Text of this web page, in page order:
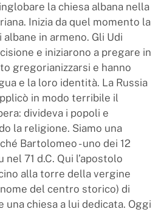
la chiesa albana nella
Inizia da quel momento la
in armeno. Gli Udi
e iniziarono a pregare in
gregorianizzarsi e hanno
e la loro identità. La Russia
in modo terribile il
divideva i popoli e
la religione. Siamo una
Bartolomeo - uno dei 12
nel 71 d.C. Qui l’apostolo
alla torre della vergine
del centro storico) di
una chiesa a lui dedicata. Oggi